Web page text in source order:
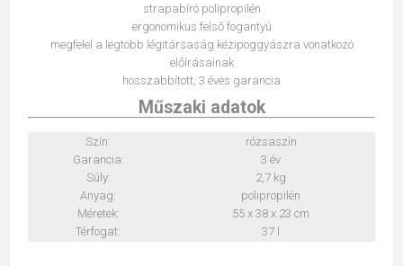
strapabíró polipropilén
ergonomikus felső fogantyú
megfelel a legtöbb légitársaság kézipoggyászra vonatkozó
előírásainak
hosszabbított, 3 éves garancia
Műszaki adatok
Szín:
rózsaszín
Garancia:
3 év
Súly:
2,7 kg
Anyag:
polipropilén
Méretek:
55 x 38 x 23 cm
Térfogat:
37 l